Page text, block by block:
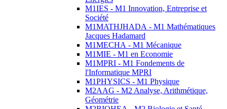
M1IES - M1 Innovation, Entreprise et
Société
M1MATHJHADA - M1 Mathématiques
Jacques Hadamard
M1MECHA - M1 Mécanique
M1MIE - M1 en Economie
M1MPRI - M1 Fondements de
l'Informatique MPRI
M1PHYSICS - M1 Physique
M2AAG - M2 Analyse, Arithmétique,
Géométrie